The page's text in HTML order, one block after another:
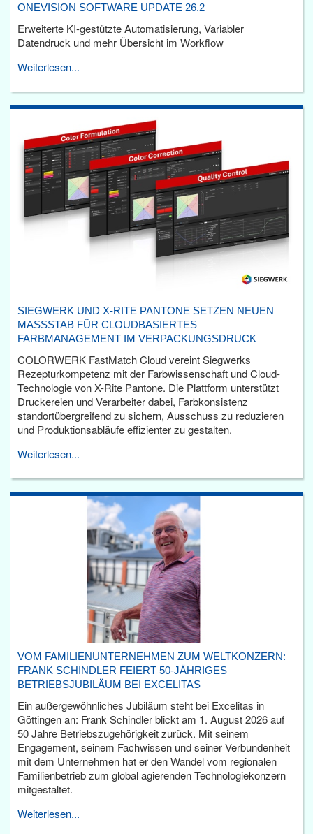
ONEVISION SOFTWARE UPDATE 26.2
Erweiterte KI-gestützte Automatisierung, Variabler
Datendruck und mehr Übersicht im Workflow
Weiterlesen...
SIEGWERK UND X-RITE PANTONE SETZEN NEUEN
MASSSTAB FÜR CLOUDBASIERTES F
ARBMANAGEMENT IM VERPACKUNGSDRUCK
COLORWERK FastMatch Cloud vereint Siegwerks
Rezepturkompetenz mit der Farbwissenschaft und Cloud-
Technologie von X-Rite Pantone. Die Plattform unterstützt
Druckereien und Verarbeiter dabei, Farbkonsistenz
standortübergreifend zu sichern, Ausschuss zu reduzieren
und Produktionsabläufe effizienter zu gestalten.
Weiterlesen...
VOM FAMILIENUNTERNEHMEN ZUM WELTKONZERN:
FRANK SCHINDLER FEIERT 50-JÄHRIGES
BETRIEBSJUBILÄUM BEI EXCELITAS
Ein außergewöhnliches Jubiläum steht bei Excelitas in
Göttingen an: Frank Schindler blickt am 1. August 2026 auf
50 Jahre Betriebszugehörigkeit zurück. Mit seinem
Engagement, seinem Fachwissen und seiner Verbundenheit
mit dem Unternehmen hat er den Wandel vom regionalen
Familienbetrieb zum global agierenden Technologiekonzern
mitgestaltet.
Weiterlesen...